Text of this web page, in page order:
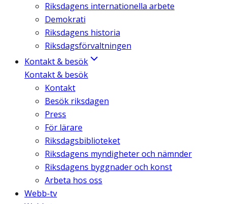
Riksdagens internationella arbete
Demokrati
Riksdagens historia
Riksdagsförvaltningen
Kontakt & besök
Kontakt & besök
Kontakt
Besök riksdagen
Press
För lärare
Riksdagsbiblioteket
Riksdagens myndigheter och nämnder
Riksdagens byggnader och konst
Arbeta hos oss
Webb-tv